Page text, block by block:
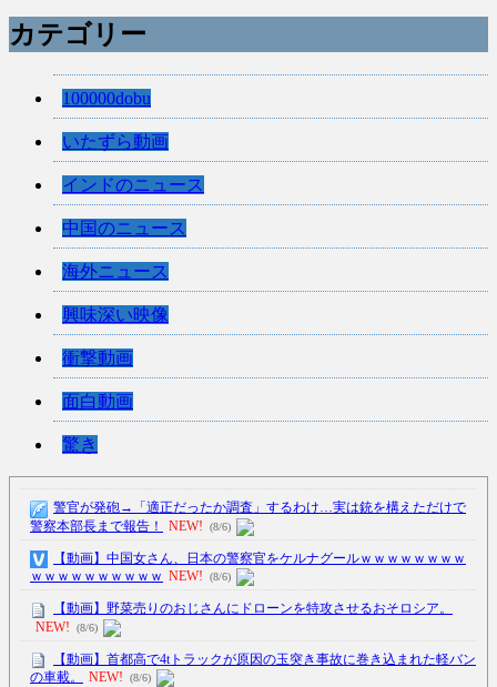
カテゴリー
100000dobu
いたずら動画
インドのニュース
中国のニュース
海外ニュース
興味深い映像
衝撃動画
面白動画
驚き
警官が発砲→「適正だったか調査」するわけ…実は銃を構えただけで
警察本部長まで報告！
NEW! (8/6)
【動画】中国女さん、日本の警察官をケルナグールｗｗｗｗｗｗｗｗ
ｗｗｗｗｗｗｗｗｗｗ NEW! (8/6)
【動画】野菜売りのおじさんにドローンを特攻させるおそロシア。
NEW!
(8/6)
【動画】首都高で4tトラックが原因の玉突き事故に巻き込まれた軽バン
の車載。
NEW! (8/6)